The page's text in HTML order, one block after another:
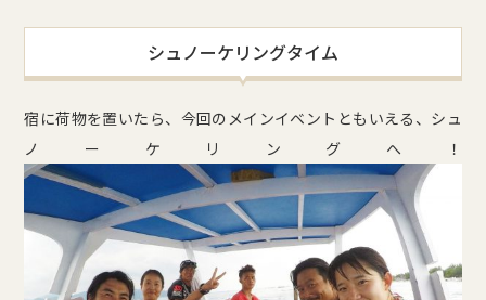
シュノーケリングタイム
宿に荷物を置いたら、今回のメインイベントともいえる、シュ
ノーケリングへ！